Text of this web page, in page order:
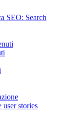
SEO: Search
user stories